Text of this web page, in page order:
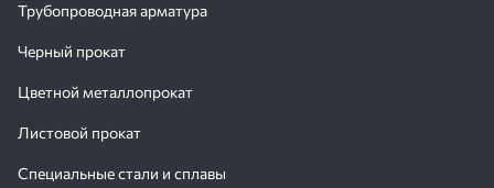
Трубопроводная арматура
Черный прокат
Цветной металлопрокат
Листовой прокат
Специальные стали и сплавы